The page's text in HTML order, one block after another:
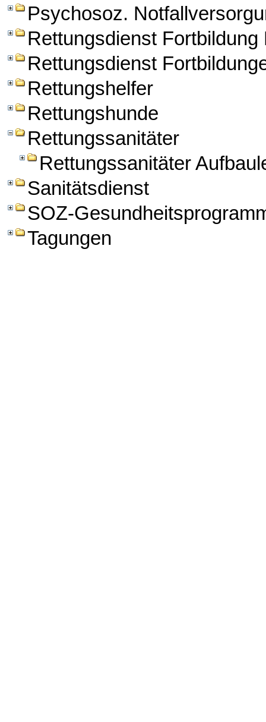
Psychosoz.
Rettungsdienst Fortbildung
Rettungsdienst
Rettungshelfer
Rettungshunde
Rettungssanitäter
Rettungssanitäter
Sanitätsdienst
SOZ-
Tagungen